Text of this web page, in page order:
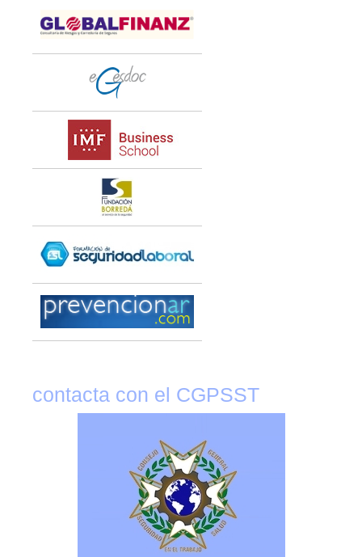
contacta con el CGPSST